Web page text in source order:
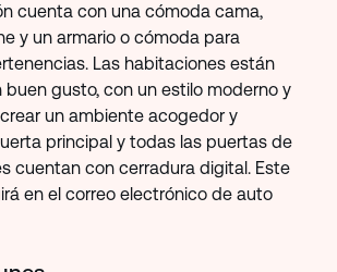
cuenta con una cómoda cama,
y un armario o cómoda para
Las habitaciones están
gusto, con un estilo moderno y
un ambiente acogedor y
principal y todas las puertas de
cuentan con cerradura digital. Este
en el correo electrónico de auto